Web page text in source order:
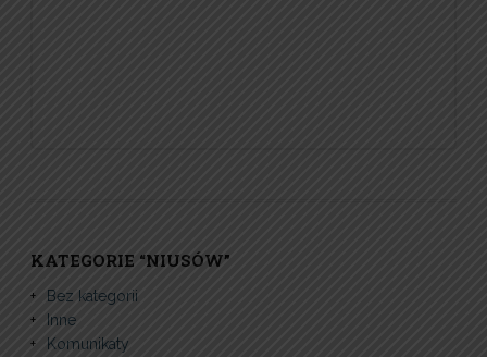
KATEGORIE “NIUSÓW”
Bez kategorii
Inne
Komunikaty